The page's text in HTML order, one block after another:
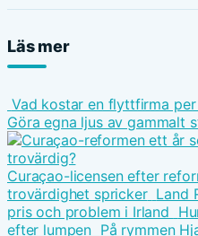
Läs mer
Vad kostar en flyttfirma
Göra egna ljus av gammalt
Curaçao-licensen efter
trovärdighet spricker Land
pris och problem i Irland
efter lumpen På rymmen